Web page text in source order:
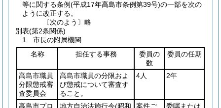
等に関する条例(平成17年高島市条例第39号)の一部を次の
ように改正する。
〔次のよう〕略
別表(第2条関係)
1 市長の附属機関
名称
担任する事務
委員の
数
委員の任期
高島市職員
分限懲戒審
査委員会
高島市職員の分限およ
び懲戒について審査す
ること。
4人 2年
高島市プロ
地方自治法施行令(昭和
案件ご
委嘱または